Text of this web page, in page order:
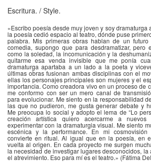
Escritura. / Style.
«Escribo poesía desde muy joven y soy dramaturga
la poesía cedió espacio al teatro, dónde puse
palabra. Mis primeras obras hablan de un
comedia, supongo que para desdramatizar, pero
como la soledad, la incomunicación y la
quitarme esa venda invisible que me ponía
dramaturga apartaba a un lado a la poeta y
últimas obras fusionan ambas disciplinas con el
ellas los personajes principales son mujeres y el
importancia. Como creadora vivo en un proceso de
me conformo con ser un mero canal de
para evolucionar. Me siento en la responsabilidad
las que no pudieron, me gusta generar debate y
Me preocupa lo social y adopto el lema de “Lo
creación artística quiero acercarme a
experimentar con la dramaturgia visual. Me siento
escénica y la performance. En mi
convierte en ritual. Al igual que en la poesía, en
vuelta al origen. En cada proyecto me surgen
la necesidad de investigar lugares desconocidos, la
el atrevimiento. Eso para mí es el teatro.» (Fátima